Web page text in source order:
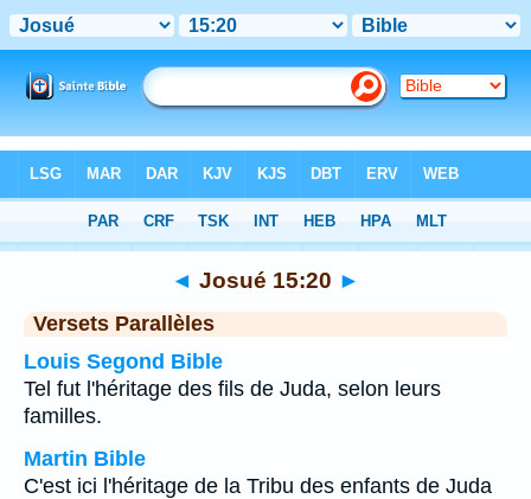
Chapitre 15> Verset 20
◄ Josué 15:20 ►
Versets Parallèles
Louis Segond Bible
Tel fut l'héritage des fils de Juda, selon leurs
familles.
Martin Bible
C'est ici l'héritage de la Tribu des enfants de Juda